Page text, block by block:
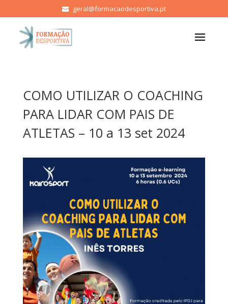
geral@formacaodesportiva.pt
COMO UTILIZAR O COACHING
PARA LIDAR COM PAIS DE
ATLETAS – 10 a 13 set 2024